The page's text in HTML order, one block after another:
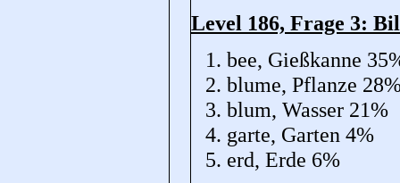
Level 186, Frage 3:
bee, Gießkanne
blume, Pflanze
blum, Wasser 21%
garte, Garten 4%
erd, Erde 6%